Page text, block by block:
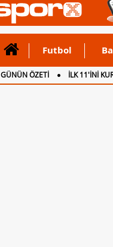
Futbol
GÜNÜN ÖZETİ İLK 11'İNİ
CANLI ANLATIM
İNGİLTERE